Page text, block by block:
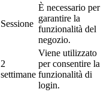
Sessione
È necessario per
garantire la
funzionalità del
negozio.
2
settimane
Viene utilizzato
per consentire la
funzionalità di
login.